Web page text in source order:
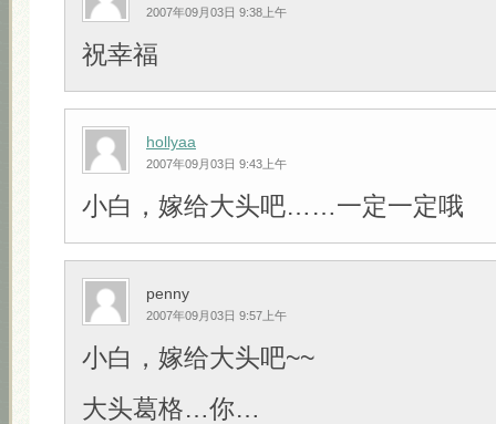
2007年09月03日 9:38上午
祝幸福
hollyaa
2007年09月03日 9:43上午
小白，嫁给大头吧……一定一定哦
penny
2007年09月03日 9:57上午
小白，嫁给大头吧~~
大头葛格…你…